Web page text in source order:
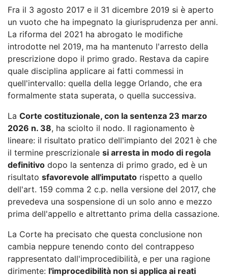
Fra il 3 agosto 2017 e il 31 dicembre 2019 si è aperto
un vuoto che ha impegnato la giurisprudenza per anni.
La riforma del 2021 ha abrogato le modifiche
introdotte nel 2019, ma ha mantenuto l'arresto della
prescrizione dopo il primo grado. Restava da capire
quale disciplina applicare ai fatti commessi in
quell'intervallo: quella della legge Orlando, che era
formalmente stata superata, o quella successiva.
La Corte costituzionale, con la sentenza 23 marzo
2026 n. 38, ha sciolto il nodo. Il ragionamento è
lineare: il risultato pratico dell'impianto del 2021 è che
il termine prescrizionale si arresta in modo di regola
definitivo dopo la sentenza di primo grado, ed è un
risultato sfavorevole all'imputato rispetto a quello
dell'art. 159 comma 2 c.p. nella versione del 2017, che
prevedeva una sospensione di un solo anno e mezzo
prima dell'appello e altrettanto prima della cassazione.
La Corte ha precisato che questa conclusione non
cambia neppure tenendo conto del contrappeso
rappresentato dall'improcedibilità, e per una ragione
dirimente: l'improcedibilità non si applica ai reati